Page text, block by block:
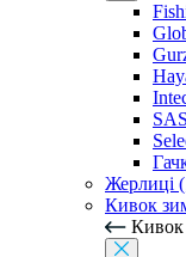
Жерлиці
Кивок
Кивок